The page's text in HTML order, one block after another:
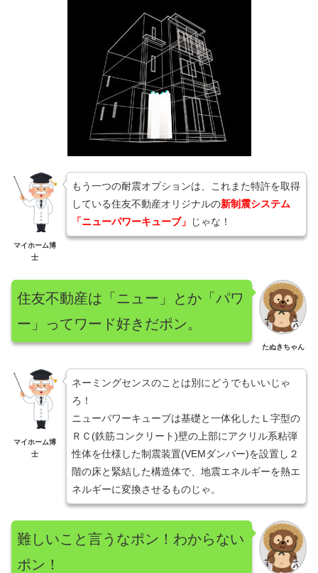
マイホーム博
士
もう一つの耐震オプションは、これまた特許を取得
している住友不動産オリジナルの新制震システム
「ニューパワーキューブ」
じゃな！
たぬきちゃん
住友不動産は「ニュー」とか「パワ
ー」ってワード好きだポン。
マイホーム博
士
ネーミングセンスのことは別にどうでもいいじゃ
ろ！
ニューパワーキューブは基礎と一体化したＬ字型の
ＲＣ(鉄筋コンクリート)壁の上部にアクリル系粘弾
性体を仕様した制震装置(VEMダンパー)を設置し２
階の床と緊結した構造体で、地震エネルギーを熱エ
ネルギーに変換させるものじゃ。
難しいこと言うなポン！わからない
ポン！